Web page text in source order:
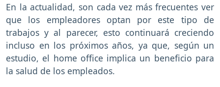
En la actualidad, son cada vez más frecuentes ver
que los empleadores optan por este tipo de
trabajos y al parecer, esto continuará creciendo
incluso en los próximos años, ya que, según un
estudio, el home office implica un beneficio para
la salud de los empleados.